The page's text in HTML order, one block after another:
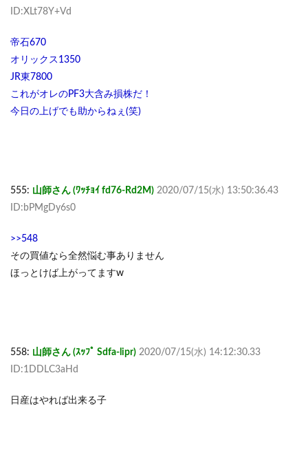
ID:XLt78Y+Vd
帝石670
オリックス1350
JR東7800
これがオレのPF3大含み損株だ！
今日の上げでも助からねぇ(笑)
555: 山師さん (ﾜｯﾁｮｲ fd76-Rd2M) 2020/07/15(水) 13:50:36.43
ID:bPMgDy6s0
>>548
その買値なら全然悩む事ありません
ほっとけば上がってますw
558: 山師さん (ｽｯﾌﾟ Sdfa-lipr) 2020/07/15(水) 14:12:30.33
ID:1DDLC3aHd
日産はやれば出来る子